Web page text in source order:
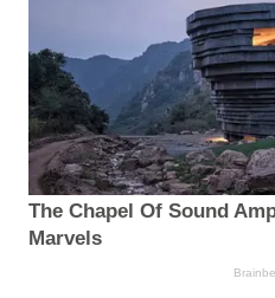
The Chapel Of Sound
Marvels